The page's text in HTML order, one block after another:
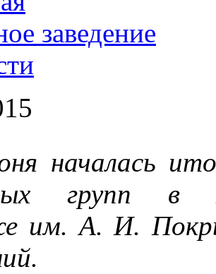
заведение
началась
групп в
им. А. И.